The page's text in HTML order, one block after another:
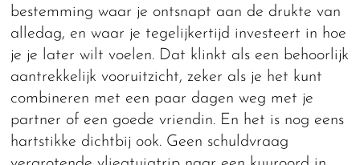
bestemming waar je ontsnapt aan de drukte van
alledag, en waar je tegelijkertijd investeert in hoe
je je later wilt voelen. Dat klinkt als een behoorlijk
aantrekkelijk vooruitzicht, zeker als je het kunt
combineren met een paar dagen weg met je
partner of een goede vriendin. En het is nog eens
hartstikke dichtbij ook. Geen schuldvraag